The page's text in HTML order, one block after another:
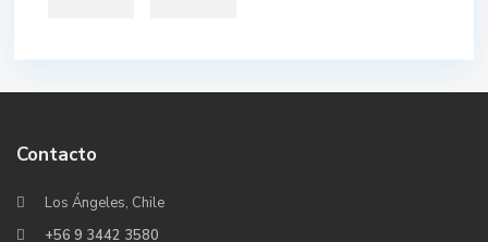
Contacto
Los Ángeles, Chile
+56 9 3442 3580